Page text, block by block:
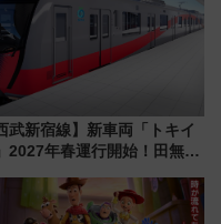
武新宿線】新車両「トキイ
2027年春運行開始！田無・
2弾」も